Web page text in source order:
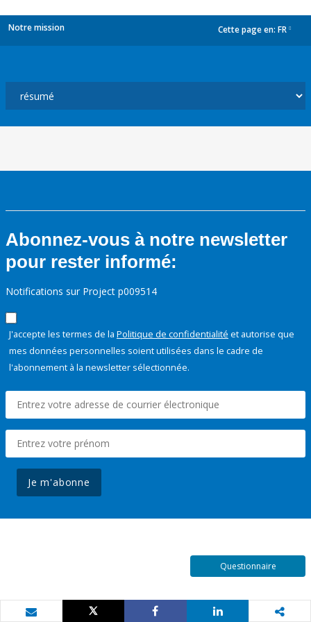
Notre mission Cette page en: FR
Abonnez-vous à notre newsletter
pour rester informé:
Notifications sur Project p009514
J'accepte les termes de la Politique de confidentialité et autorise que
mes données personnelles soient utilisées dans le cadre de
l'abonnement à la newsletter sélectionnée.
Je m'abonne
Questionnaire